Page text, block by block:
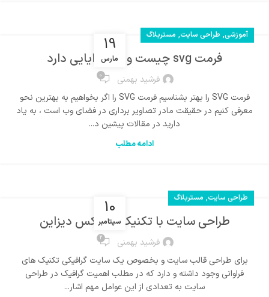
19
مارس
آموزشی, طراحی سایت, مستربلاگ
فرمت svg چیست و چه مزایایی دارد
فرشید بهمنی 0
فرمت SVG را بهتر بشناسیم فرمت SVG را اگر بخواهیم به بهترین نحو
معرفی کنیم در حقیقت مادر تصاویر برداری در فضای وب است ، به یاد
دارید در مقالات پیشین د...
ادامه مطلب
10
سپتامبر
طراحی سایت, مستربلاگ
طراحی سایت با تکنیک پارالاکس دیزاین
فرشید بهمنی 2
برای طراحی قالب سایت و بخصوص یک سایت گرافیکی تکنیک های
فراوانی وجود داشته و دارد که در مطلب اهمیت گرافیک در طراحی
سایت به تعدادی از این عوامل مهم اشار...